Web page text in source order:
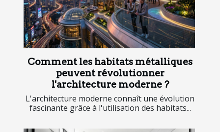
Comment les habitats métalliques
peuvent révolutionner
l'architecture moderne ?
L'architecture moderne connaît une évolution
fascinante grâce à l'utilisation des habitats...